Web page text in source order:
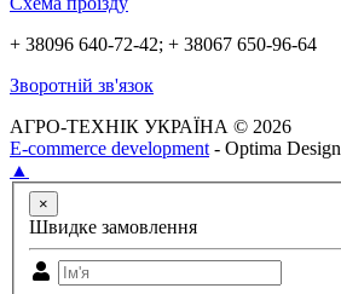
+ 38096 640-72-42; + 38067 650-96-64
Зворотній зв'язок
АГРО-ТЕХНІК УКРАЇНА © 2026
E-commerce development - Optima Design
▲
×
Швидке замовлення